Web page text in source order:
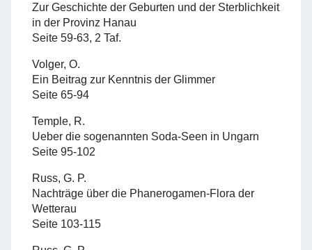
Zur Geschichte der Geburten und der Sterblichkeit
in der Provinz Hanau
Seite 59-63, 2 Taf.
Volger, O.
Ein Beitrag zur Kenntnis der Glimmer
Seite 65-94
Temple, R.
Ueber die sogenannten Soda-Seen in Ungarn
Seite 95-102
Russ, G. P.
Nachträge über die Phanerogamen-Flora der
Wetterau
Seite 103-115